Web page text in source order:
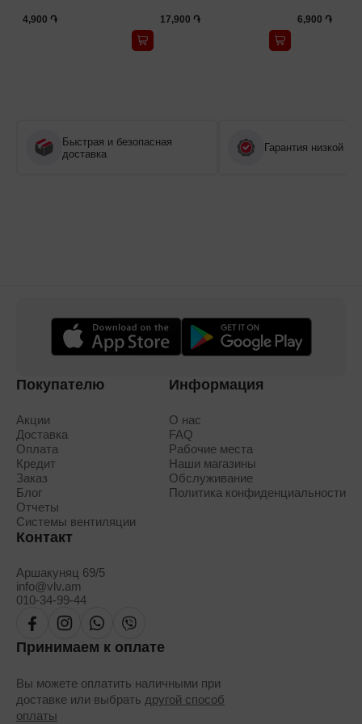
4,900 ֏ 17,900 ֏ 6,900 ֏
Быстрая и безопасная
доставка
Гарантия низкой
Покупателю
Акции
Доставка
Оплата
Кредит
Заказ
Блог
Отчеты
Системы вентиляции
Информация
О нас
FAQ
Рабочие места
Наши магазины
Обслуживание
Политика конфиденциальности
Контакт
Аршакуняц 69/5
info@vlv.am
010-34-99-44
Принимаем к оплате
Вы можете оплатить наличными при
доставке или выбрать другой способ
оплаты